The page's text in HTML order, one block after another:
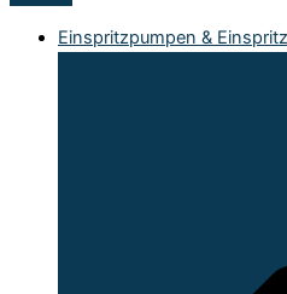
Einspritzpumpen &